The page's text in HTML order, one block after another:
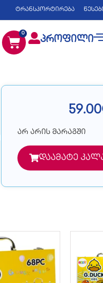
ტრანსპორტირება
0
პროფილი
59.00
არ არის მარაგში
დაამატე